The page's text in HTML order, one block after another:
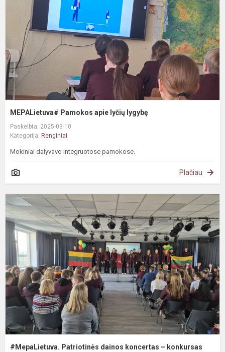
MEPALietuva# Pamokos apie lyčių lygybę
Paskelbta: 2025-03-10
Kategorija: Renginiai
Mokiniai dalyvavo integruotose pamokose.
Plačiau
#MepaLietuva. Patriotinės dainos koncertas – konkursas